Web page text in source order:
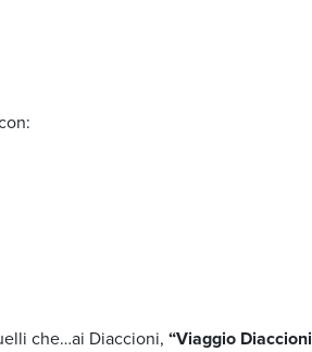
che…ai Diaccioni, “Viaggio Diaccioni